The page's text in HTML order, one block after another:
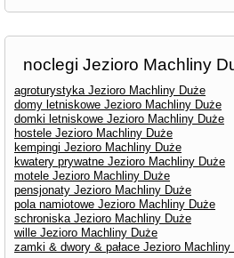
noclegi Jezioro Machliny
agroturystyka Jezioro Machliny Duże
domy letniskowe Jezioro Machliny Duże
domki letniskowe Jezioro Machliny Duże
hostele Jezioro Machliny Duże
kempingi Jezioro Machliny Duże
kwatery prywatne Jezioro Machliny Duże
motele Jezioro Machliny Duże
pensjonaty Jezioro Machliny Duże
pola namiotowe Jezioro Machliny Duże
schroniska Jezioro Machliny Duże
wille Jezioro Machliny Duże
zamki & dwory & pałace Jezioro Machliny